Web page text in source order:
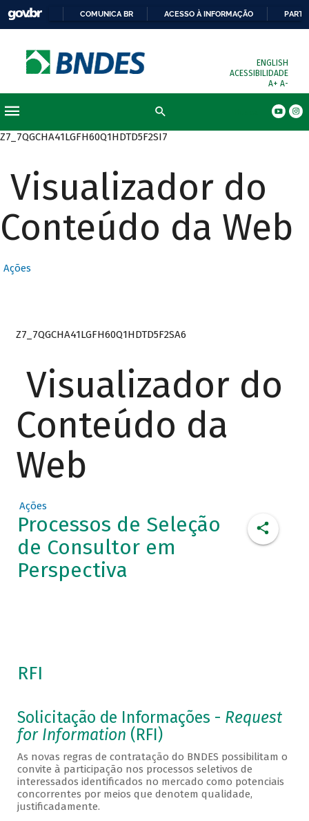
COMUNICA BR ACESSO À INFORMAÇÃO
ENGLISH
ACESSIBILIDADE
A+ A-
Z7_7QGCHA41LGFH60Q1HDTD5F2SI7
Visualizador do
Conteúdo da Web
Ações
Z7_7QGCHA41LGFH60Q1HDTD5F2SA6
Visualizador do
Conteúdo da
Web
Ações
Processos de Seleção
de Consultor em
Perspectiva
RFI
Solicitação de Informações - Request
for Information (RFI)
As novas regras de contratação do BNDES possibilitam o
convite à participação nos processos seletivos de
interessados identificados no mercado como potenciais
concorrentes por meios que denotem qualidade,
justificadamente.